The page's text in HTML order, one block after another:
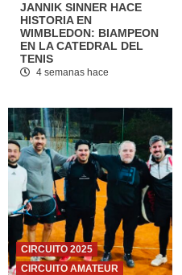
JANNIK SINNER HACE
HISTORIA EN
WIMBLEDON: BIAMPEON
EN LA CATEDRAL DEL
TENIS
4 semanas hace
CIRCUITO 2025
CIRCUITO AMATEUR